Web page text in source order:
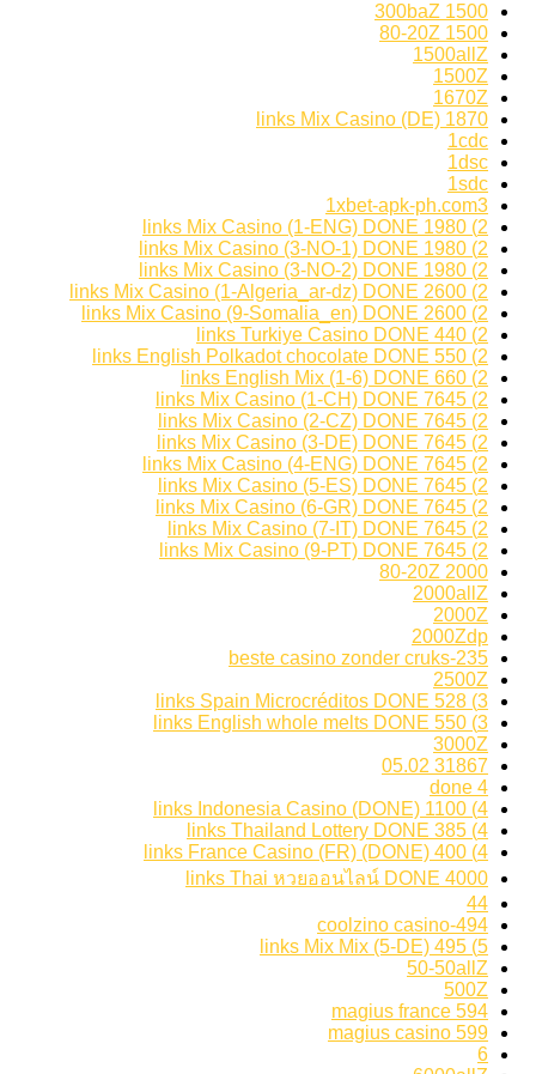
1500 300baZ
1500 80-20Z
1500allZ
1500Z
1670Z
1870 links Mix Casino (DE)
1cdc
1dsc
1sdc
1xbet-apk-ph.com3
2) 1980 links Mix Casino (1-ENG) DONE
2) 1980 links Mix Casino (3-NO-1) DONE
2) 1980 links Mix Casino (3-NO-2) DONE
2) 2600 links Mix Casino (1-Algeria_ar-dz) DONE
2) 2600 links Mix Casino (9-Somalia_en) DONE
2) 440 links Turkiye Casino DONE
2) 550 links English Polkadot chocolate DONE
2) 660 links English Mix (1-6) DONE
2) 7645 links Mix Casino (1-CH) DONE
2) 7645 links Mix Casino (2-CZ) DONE
2) 7645 links Mix Casino (3-DE) DONE
2) 7645 links Mix Casino (4-ENG) DONE
2) 7645 links Mix Casino (5-ES) DONE
2) 7645 links Mix Casino (6-GR) DONE
2) 7645 links Mix Casino (7-IT) DONE
2) 7645 links Mix Casino (9-PT) DONE
2000 80-20Z
2000allZ
2000Z
2000Zdp
235-beste casino zonder cruks
2500Z
3) 528 links Spain Microcréditos DONE
3) 550 links English whole melts DONE
3000Z
31867 05.02
4 done
4) 1100 links Indonesia Casino (DONE)
4) 385 links Thailand Lottery DONE
4) 400 links France Casino (FR) (DONE)
4000 links Thai หวยออนไลน์ DONE
44
494-coolzino casino
5) 495 links Mix Mix (5-DE)
50-50allZ
500Z
594 magius france
599 magius casino
6